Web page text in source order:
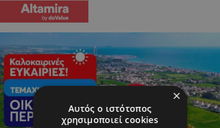
×
Αυτός ο ιστότοπος
χρησιμοποιεί cookies